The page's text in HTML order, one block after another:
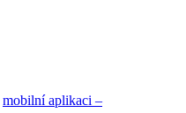
mobilní aplikaci –